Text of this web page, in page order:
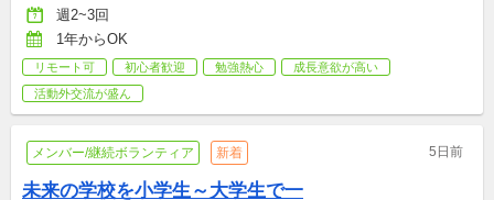
週2~3回
1年からOK
リモート可 初心者歓迎 勉強熱心
成長意欲が高い
活動外交流が盛ん
メンバー/継続ボランティア 新着 5日前
未来の学校を小学生～大学生で一